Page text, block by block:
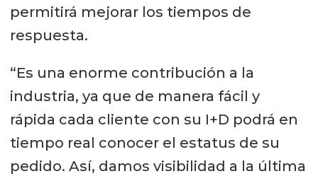
permitirá mejorar los tiempos de
respuesta.
“Es una enorme contribución a la
industria, ya que de manera fácil y
rápida cada cliente con su I+D podrá en
tiempo real conocer el estatus de su
pedido. Así, damos visibilidad a la última